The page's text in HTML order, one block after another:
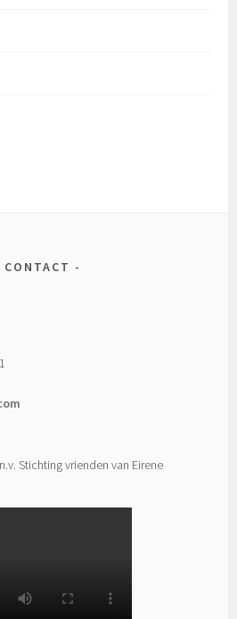
CONTACT
Stichting vrienden van Eirene